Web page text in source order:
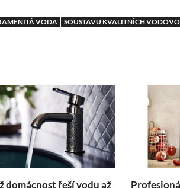
VODA SOUSTAVU KVALITNÍCH
domácnost řeší vodu až